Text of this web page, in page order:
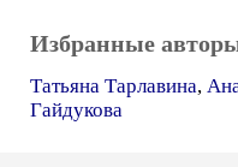
Избранные
Татьяна Тарлавина,
Гайдукова